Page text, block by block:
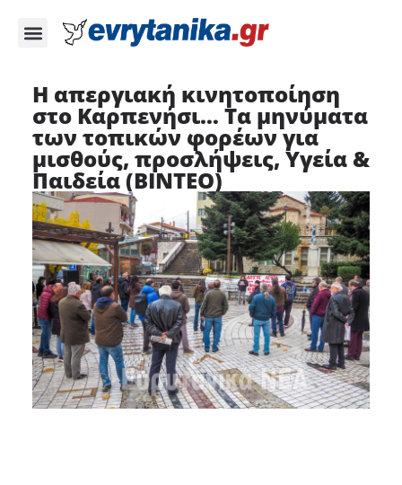
Η απεργιακή κινητοποίηση
στο Καρπενήσι… Τα μηνύματα
των τοπικών φορέων για
μισθούς, προσλήψεις, Υγεία &
Παιδεία (ΒΙΝΤΕΟ)